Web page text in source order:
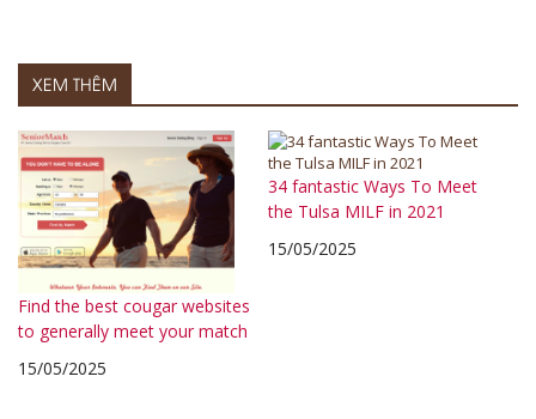
XEM THÊM
Find the best cougar websites
to generally meet your match
15/05/2025
34 fantastic Ways To Meet
the Tulsa MILF in 2021
15/05/2025